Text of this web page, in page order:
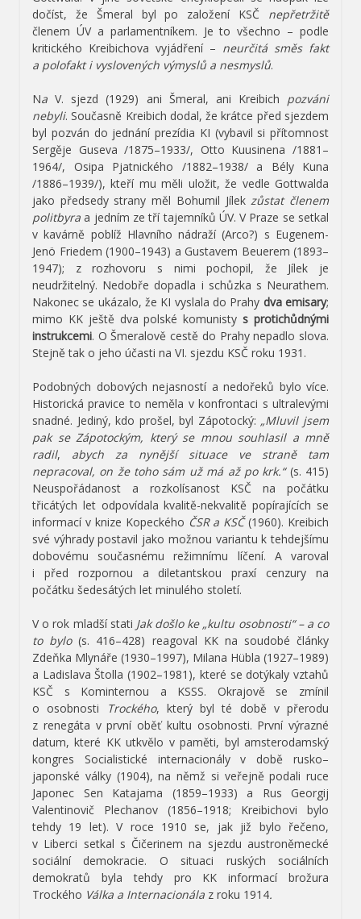
dočíst, že Šmeral byl po založení KSČ nepřetržitě
členem ÚV a parlamentníkem. Je to všechno – podle
kritického Kreibichova vyjádření – neurčitá směs fakt
a polofakt i vyslovených výmyslů a nesmyslů.
NaV. sjezd (1929) ani Šmeral, ani Kreibich pozváni
nebyli. Současně Kreibich dodal, že krátce před sjezdem
byl pozván do jednání prezídia KI (vybavil si přítomnost
Sergěje Guseva /1875–1933/, Otto Kuusinena /1881–
1964/, Osipa Pjatnického /1882–1938/ a Bély Kuna
/1886–1939/), kteří mu měli uložit, že vedle Gottwalda
jako předsedy strany měl Bohumil Jílekzůstat členem
politbyra a jedním ze tří tajemníků ÚV. V Praze se setkal
v kavárně poblíž Hlavního nádraží (Arco?) s Eugenem-
Jenö Friedem (1900–1943) a Gustavem Beuerem (1893–
1947); z rozhovoru s nimi pochopil, že Jílek je
neudržitelný. Nedobře dopadla i schůzka s Neurathem.
Nakonec se ukázalo, že KI vyslala do Prahy dva emisary;
mimo KK ještě dva polské komunistys protichůdnými
instrukcemi. O Šmeralově cestě do Prahy nepadlo slova.
Stejně tak o jeho účasti na VI. sjezdu KSČ roku 1931.
Podobných dobových nejasností a nedořeků bylo více.
Historická pravice to neměla v konfrontaci s ultralevými
snadné. Jediný, kdo prošel, byl Zápotocký: „Mluvil jsem
pak se Zápotockým, který se mnou souhlasil a mně
radil, abych za nynější situace ve straně tam
nepracoval, on že toho sám už má až po krk.“ (s. 415)
Neuspořádanost a rozkolísanost KSČ na počátku
třicátých let odpovídala kvalitě-nekvalitě popírajících se
informací v knize Kopeckého ČSR a KSČ(1960). Kreibich
své výhrady postavil jako možnou variantu k tehdejšímu
dobovému současnému režimnímu líčení. A varoval
i před rozpornou a diletantskou praxí cenzury na
počátku šedesátých let minulého století.
V o rok mladší stati Jak došlo ke „kultu osobnosti“ – a co
to bylo(s. 416–428) reagoval KK na soudobé články
Zdeňka Mlynáře (1930–1997), Milana Hübla (1927–1989)
a Ladislava Štolla (1902–1981), které se dotýkaly vztahů
KSČ s Kominternou a KSSS. Okrajově se zmínil
o osobnosti
Trockého, který byl té době v přerodu
z renegáta v první oběť kultu osobnosti. První výrazné
datum, které KK utkvělo v paměti, byl amsterodamský
kongres Socialistické internacionály v době rusko–
japonské války (1904), na němž si veřejně podali ruce
Japonec Sen Katajama (1859–1933) a Rus Georgij
Valentinovič Plechanov (1856–1918; Kreibichovi bylo
tehdy 19 let). V roce 1910 se, jak již bylo řečeno,
v Liberci setkal s Čičerinem na sjezdu austroněmecké
sociální demokracie. O situaci ruských sociálních
demokratů byla tehdy pro KK informací brožura
Trockého Válka a Internacionála z roku 1914.